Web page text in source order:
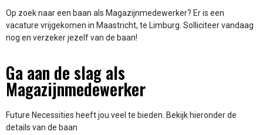
Op zoek naar een baan als Magazijnmedewerker? Er is een
vacature vrijgekomen in Maastricht, te Limburg. Solliciteer vandaag
nog en verzeker jezelf van de baan!
Ga aan de slag als
Magazijnmedewerker
Future Necessities heeft jou veel te bieden. Bekijk hieronder de
details van de baan